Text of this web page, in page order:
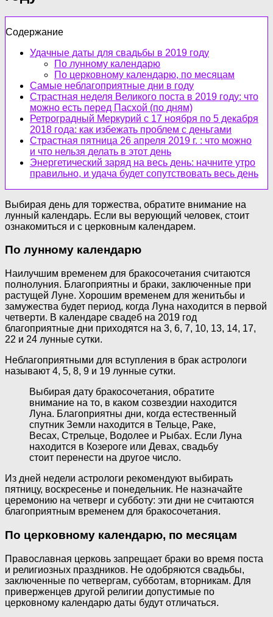
Содержание
Удачные даты для свадьбы в 2019 году
По лунному календарю
По церковному календарю, по месяцам
Самые неблагоприятные дни в году
Страстная неделя Великого поста в 2019 году: что
можно есть перед Пасхой (по дням)
Ретроградный Меркурий с 17 ноября по 5 декабря
2018 года: как избежать проблем с деньгами
Страстная пятница 26 апреля 2019 г. : что можно
и что нельзя делать в этот день
Энергетический заряд на весь день: начните утро
правильно, и удача будет сопутствовать весь день
Выбирая день для торжества, обратите внимание на
лунный календарь. Если вы верующий человек, стоит
ознакомиться и с церковным календарем.
По лунному календарю
Наилучшим временем для бракосочетания считаются
полнолуния. Благоприятны и браки, заключенные при
растущей Луне. Хорошим временем для женитьбы и
замужества будет период, когда Луна находится в первой
четверти. В календаре свадеб на 2019 год
благоприятные дни приходятся на 3, 6, 7, 10, 13, 14, 17,
22 и 24 лунные сутки.
Неблагоприятными для вступления в брак астрологи
называют 4, 5, 8, 9 и 19 лунные сутки.
Выбирая дату бракосочетания, обратите
внимание на то, в каком созвездии находится
Луна. Благоприятны дни, когда естественный
спутник Земли находится в Тельце, Раке,
Весах, Стрельце, Водолее и Рыбах. Если Луна
находится в Козероге или Девах, свадьбу
стоит перенести на другое число.
Из дней недели астрологи рекомендуют выбирать
пятницу, воскресенье и понедельник. Не назначайте
церемонию на четверг и субботу: эти дни не считаются
благоприятным временем для бракосочетания.
По церковному календарю, по месяцам
Православная церковь запрещает браки во время поста
и религиозных праздников. Не одобряются свадьбы,
заключенные по четвергам, субботам, вторникам. Для
приверженцев другой религии допустимые по
церковному календарю даты будут отличаться.